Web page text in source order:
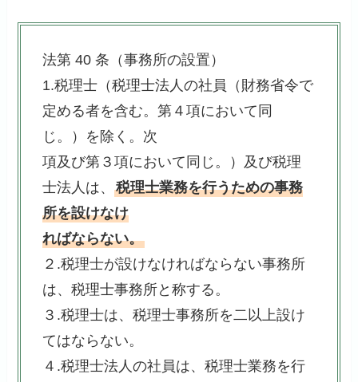
法第 40 条（事務所の設置）
1.税理士（税理士法人の社員（財務省令で
定める者を含む。第４項において同
じ。）を除く。次
項及び第３項において同じ。）及び税理
士法人は、税理士業務を行うための事務
所を設けなけ
ればならない。
２.税理士が設けなければならない事務所
は、税理士事務所と称する。
３.税理士は、税理士事務所を二以上設け
てはならない。
４.税理士法人の社員は、税理士業務を行